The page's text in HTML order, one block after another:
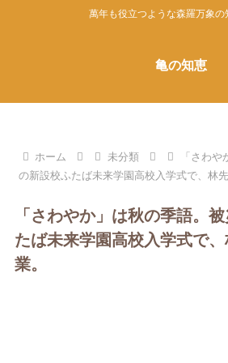
萬年も役立つような森羅万象の
亀の知恵
ホーム 未分類
「さわ
の新設校ふたば未来学園高校入学式で、林
「さわやか」は秋の季語。
たば未来学園高校入学式で
業。